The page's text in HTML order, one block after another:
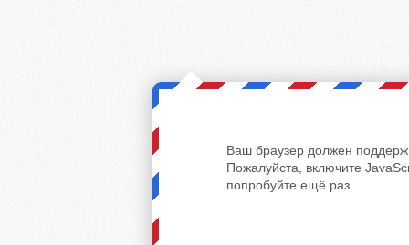
Ваш браузер должен
Пожалуйста, включите
попробуйте ещё раз